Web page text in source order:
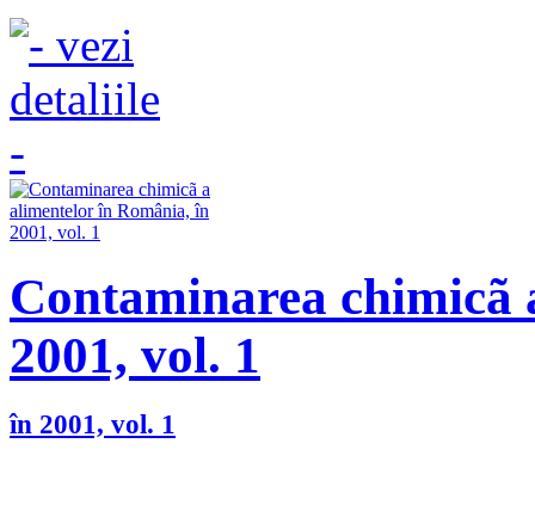
Contaminarea
2001, vol. 1
în 2001, vol. 1